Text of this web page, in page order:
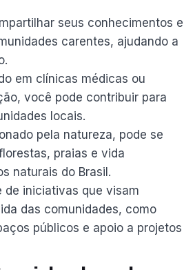
seus conhecimentos e
carentes, ajudando a
em clínicas médicas ou
você pode contribuir para
locais.
pela natureza, pode se
praias e vida
naturais do Brasil.
de iniciativas que visam
das comunidades, como
públicos e apoio a projetos